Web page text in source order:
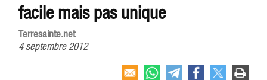
facile mais pas unique
Terresainte.net
4 septembre 2012